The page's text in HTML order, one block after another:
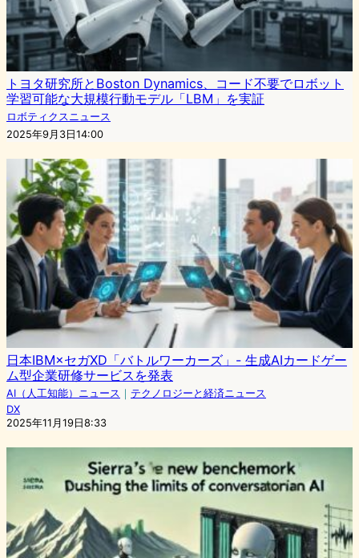
トヨタ研究所とBoston Dynamics、コード不要でロボット
学習可能な大規模行動モデル「LBM」を実証
ロボティクスニュース
2025年9月3日14:00
日本IBM×セガXD「バトルワーカーズ」- 生成AIカードゲー
ム型企業研修サービスを発表
AI（人工知能）ニュース ｜ テクノロジーと経済ニュース
DX
2025年11月19日8:33